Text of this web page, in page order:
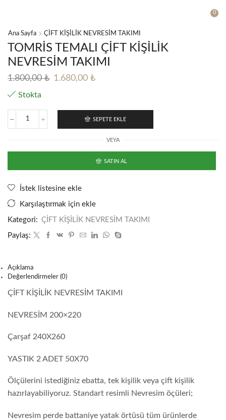
0
Ana Sayfa ÇİFT KİŞİLİK NEVRESİM TAKIMI
TOMRİS TEMALI ÇİFT KİŞİLİK
NEVRESİM TAKIMI
1.800,00₺ Orijinal
1.680,00 ₺Şu
1.680,00 ₺.
Stokta
TOMRİS
KİŞİLİK
SEPETE EKLE
VEYA
SATIN AL
İstek listesine ekle
Karşılaştırmak için ekle
Kategori: ÇİFT KİŞİLİK NEVRESİM TAKIMI
Paylaş:
Açıklama
Değerlendirmeler (0)
ÇİFT KİŞİLİK NEVRESİM TAKIMI
NEVRESİM 200×220
Çarşaf 240X260
YASTIK 2 ADET 50X70
Ölçülerini istediğiniz ebatta, tek kişilik veya çift kişilik
hazırlayabiliyoruz. Standart resimli Nevresim öçüleri;
Nevresim perde battaniye yatak örtüsü tüm ürünlerde